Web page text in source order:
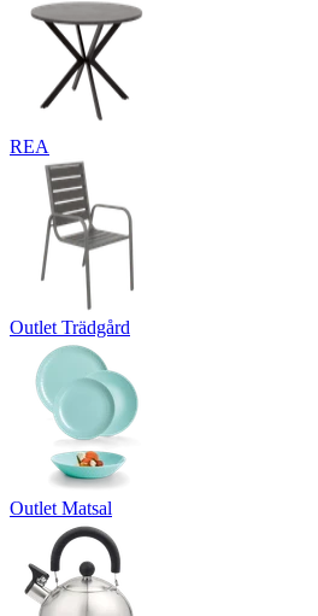
REA
Outlet Trädgård
Outlet Matsal